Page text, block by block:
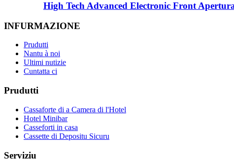
High Tech Advanced Electronic Front
INFURMAZIONE
Prudutti
Nantu à noi
Ultimi nutizie
Cuntatta ci
Prudutti
Cassaforte di a Camera di l'Hotel
Hotel Minibar
Casseforti in casa
Cassette di Depositu Sicuru
Serviziu